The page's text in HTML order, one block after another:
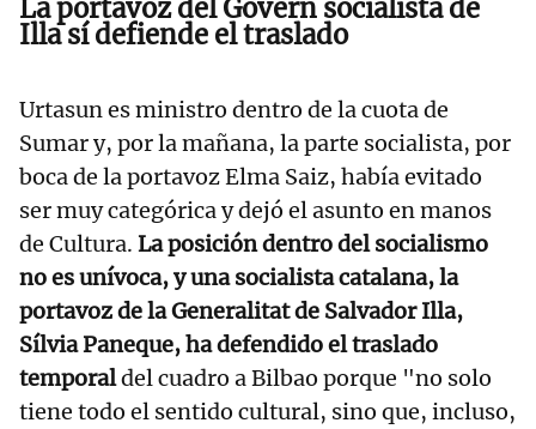
La portavoz del Govern socialista de
Illa sí defiende el traslado
Urtasun es ministro dentro de la cuota de
Sumar y, por la mañana, la parte socialista, por
boca de la portavoz Elma Saiz, había evitado
ser muy categórica y dejó el asunto en manos
de Cultura. La posición dentro del socialismo
no es unívoca, y una socialista catalana, la
portavoz de la Generalitat de Salvador Illa,
Sílvia Paneque, ha defendido el traslado
temporaldel cuadro a Bilbao porque "no solo
tiene todo el sentido cultural, sino que, incluso,